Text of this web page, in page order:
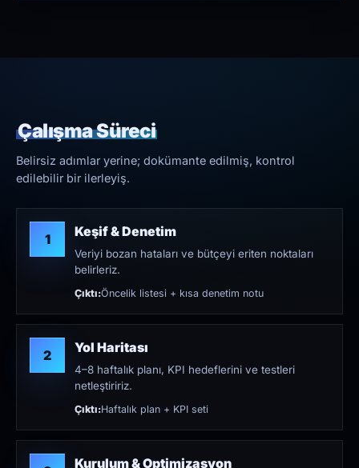
Çalışma Süreci
Belirsiz adımlar yerine; dokümante edilmiş, kontrol
edilebilir bir ilerleyiş.
1 Keşif & Denetim
Veriyi bozan hataları ve bütçeyi eriten noktaları
belirleriz.
Çıktı:Öncelik listesi + kısa denetim notu
2 Yol Haritası
4–8 haftalık planı, KPI hedeflerini ve testleri
netleştiririz.
Çıktı:Haftalık plan + KPI seti
Kurulum & Optimizasyon